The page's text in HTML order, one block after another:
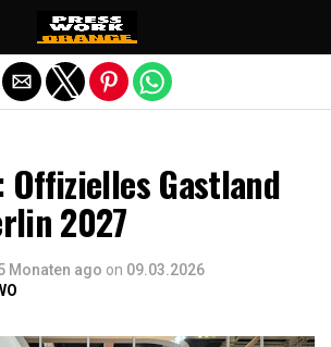
Offizielles Gastland
2027
Monaten ago on 09.03.2026
mobile Version verlassen